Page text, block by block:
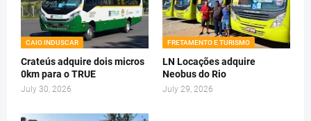
CAIO INDUSCAR
Crateús adquire dois micros
0km para o TRUE
July 30, 2026
FRETAMENTO E TURISMO
LN Locações adquire
Neobus do Rio
July 29, 2026